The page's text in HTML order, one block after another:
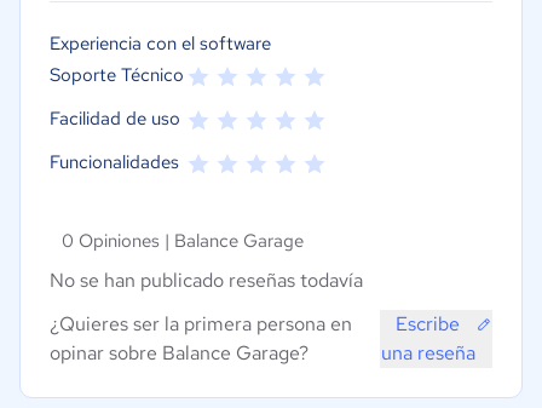
Experiencia con el software
Soporte Técnico
Facilidad de uso
Funcionalidades
0 Opiniones | Balance Garage
No se han publicado reseñas todavía
¿Quieres ser la primera persona en
opinar sobre Balance Garage?
Escribe
una reseña